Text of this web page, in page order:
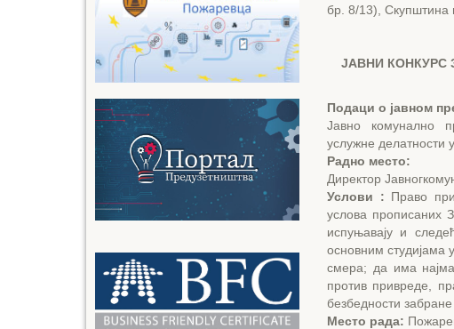
бр. 8/13), Скупштина
ЈАВНИ КОНКУРС
Подаци о јавном
Јавно комунално
услужне делатности
Радно место:
Директор
Услови : Право
услова прописаних
испуњавају и
основним студијама
смера; да има
против привреде,
безбедности
Место рада: